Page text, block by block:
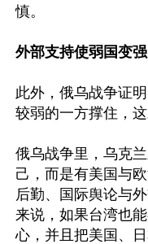
慎。
外部支持使弱国变强
此外，俄乌战争证
较弱的一方撑住，
俄乌战争里，乌克
己，而是有美国与
后勤、国际舆论与
来说，如果台湾也
心，并且把美国、